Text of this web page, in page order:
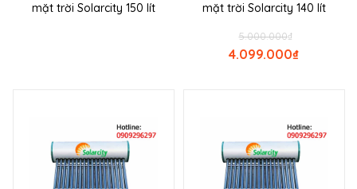
mặt trời Solarcity 150 lít
mặt trời Solarcity 140 lít
₫
5.000.000
₫
4.099.000